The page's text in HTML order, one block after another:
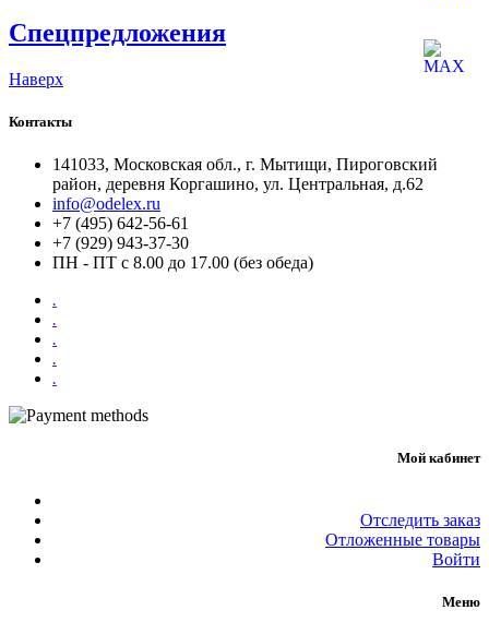
Спецпредложения
Наверх
Контакты
141033, Московская обл., г. Мытищи, Пироговский
район, деревня Коргашино, ул. Центральная, д.62
info@odelex.ru
+7 (495) 642-56-61
+7 (929) 943-37-30
ПН - ПТ с 8.00 до 17.00 (без обеда)
.
.
.
.
.
Мой кабинет
Отследить заказ
Отложенные товары
Войти
Меню